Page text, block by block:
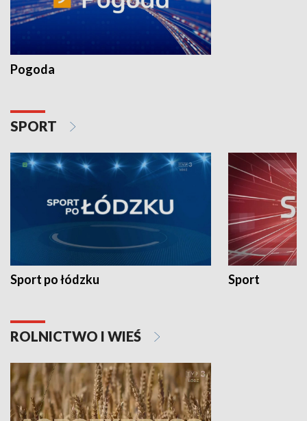
Pogoda
SPORT
Sport po łódzku Sport
ROLNICTWO I WIEŚ